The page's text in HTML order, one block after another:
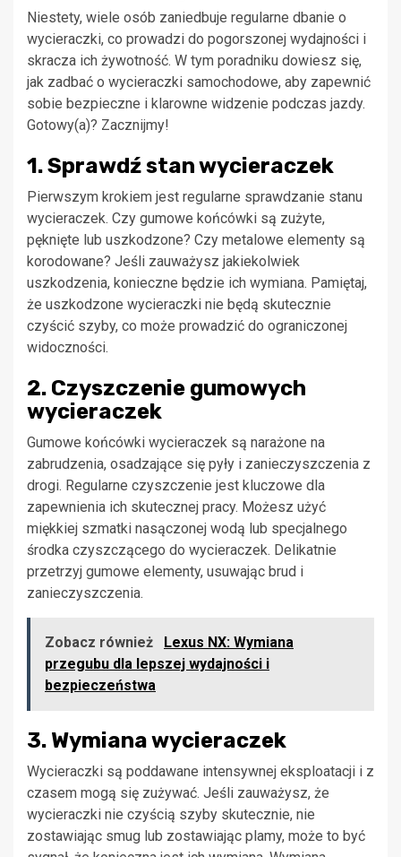
Niestety, wiele osób zaniedbuje regularne dbanie o
wycieraczki, co prowadzi do pogorszonej wydajności i
skracza ich żywotność. W tym poradniku dowiesz się,
jak zadbać o wycieraczki samochodowe, aby zapewnić
sobie bezpieczne i klarowne widzenie podczas jazdy.
Gotowy(a)? Zacznijmy!
1. Sprawdź stan wycieraczek
Pierwszym krokiem jest regularne sprawdzanie stanu
wycieraczek. Czy gumowe końcówki są zużyte,
pęknięte lub uszkodzone? Czy metalowe elementy są
korodowane? Jeśli zauważysz jakiekolwiek
uszkodzenia, konieczne będzie ich wymiana. Pamiętaj,
że uszkodzone wycieraczki nie będą skutecznie
czyścić szyby, co może prowadzić do ograniczonej
widoczności.
2. Czyszczenie gumowych
wycieraczek
Gumowe końcówki wycieraczek są narażone na
zabrudzenia, osadzające się pyły i zanieczyszczenia z
drogi. Regularne czyszczenie jest kluczowe dla
zapewnienia ich skutecznej pracy. Możesz użyć
miękkiej szmatki nasączonej wodą lub specjalnego
środka czyszczącego do wycieraczek. Delikatnie
przetrzyj gumowe elementy, usuwając brud i
zanieczyszczenia.
Zobacz również
Lexus NX: Wymiana
przegubu dla lepszej wydajności i
bezpieczeństwa
3. Wymiana wycieraczek
Wycieraczki są poddawane intensywnej eksploatacji i z
czasem mogą się zużywać. Jeśli zauważysz, że
wycieraczki nie czyścią szyby skutecznie, nie
zostawiając smug lub zostawiając plamy, może to być